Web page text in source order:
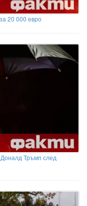
20 000 евро
Тръмп след